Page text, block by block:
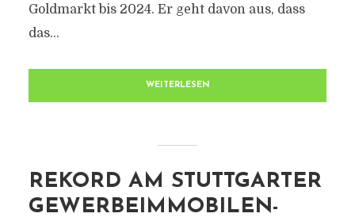
Goldmarkt bis 2024. Er geht davon aus, dass
das...
WEITERLESEN
REKORD AM STUTTGARTER
GEWERBEIMMOBILEN-